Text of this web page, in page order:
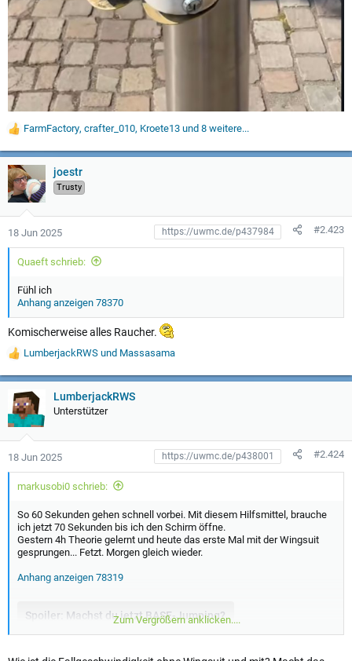
W
r
t
u
n
n
:
FarmFactory, crafter_010, Kroete13 und 8 weitere...
joestr
Trusty
18 Jun 2025 #2.423
Quaeft schrieb:
Fühl ich
Anhang anzeigen 78370
Komischerweise alles Raucher.
W
r
n
n
:
LumberjackRWS und Massasama
LumberjackRWS
Unterstützer
18 Jun 2025 #2.424
markusobi0 schrieb:
So 60 Sekunden gehen schnell vorbei. Mit diesem Hilfsmittel, brauche
ich jetzt 70 Sekunden bis ich den Schirm öffne.
Gestern 4h Theorie gelernt und heute das erste Mal mit der Wingsuit
gesprungen... Fetzt. Morgen gleich wieder.
Anhang anzeigen 78319
Spoiler: Machst du jetzt BASE-Jumping?
Zum Vergrößern anklicken....